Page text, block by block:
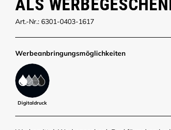
ALS
Art.-Nr.: 6301-0403-1617
Werbe­anbringungs­möglich­keiten
Digitaldruck